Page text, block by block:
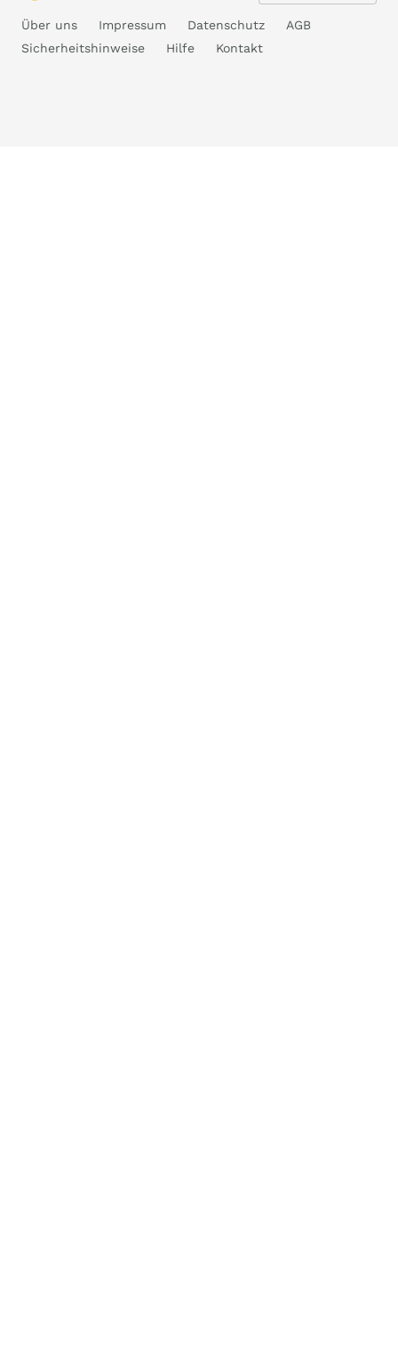
Über uns Impressum Datenschutz
AGB
Sicherheitshinweise
Hilfe Kontakt